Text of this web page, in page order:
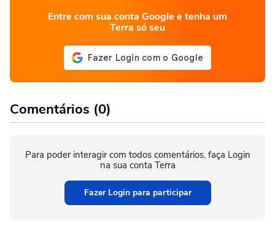
Entre com sua conta Google e tenha um
Terra só seu
Comentários (0)
Para poder interagir com todos comentários, faça Login
na sua conta Terra
Fazer Login para participar